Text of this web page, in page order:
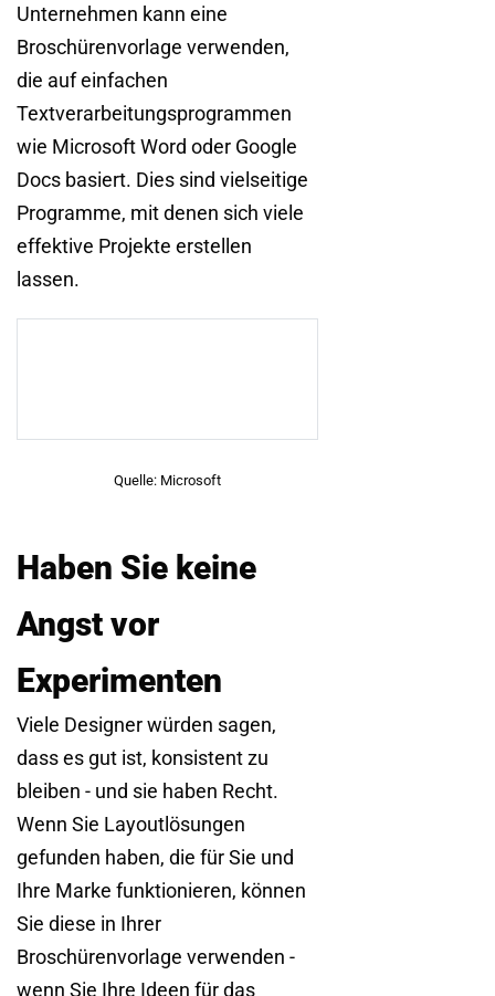
Unternehmen kann eine
Broschürenvorlage verwenden,
die auf einfachen
Textverarbeitungsprogrammen
wie Microsoft Word oder Google
Docs basiert. Dies sind vielseitige
Programme, mit denen sich viele
effektive Projekte erstellen
lassen.
Quelle: Microsoft
Haben Sie keine
Angst vor
Experimenten
Viele Designer würden sagen,
dass es gut ist, konsistent zu
bleiben - und sie haben Recht.
Wenn Sie Layoutlösungen
gefunden haben, die für Sie und
Ihre Marke funktionieren, können
Sie diese in Ihrer
Broschürenvorlage verwenden -
wenn Sie Ihre Ideen für das